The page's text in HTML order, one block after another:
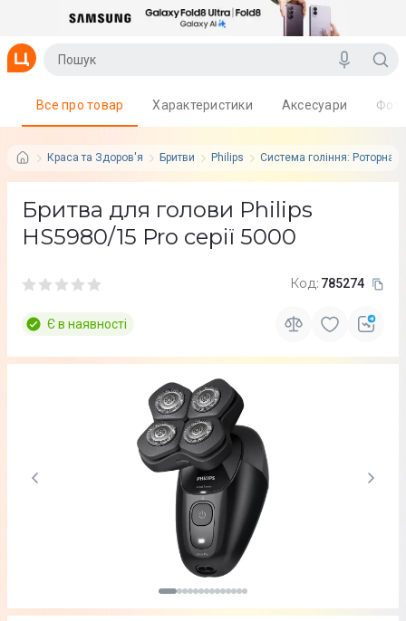
Краса та Здоров'я Бритви Philips Система гоління: Роторна
Все про товар Характеристики Аксесуари
Бритва для голови Philips
HS5980/15 Pro серії 5000
Код: 785274
Є в наявності